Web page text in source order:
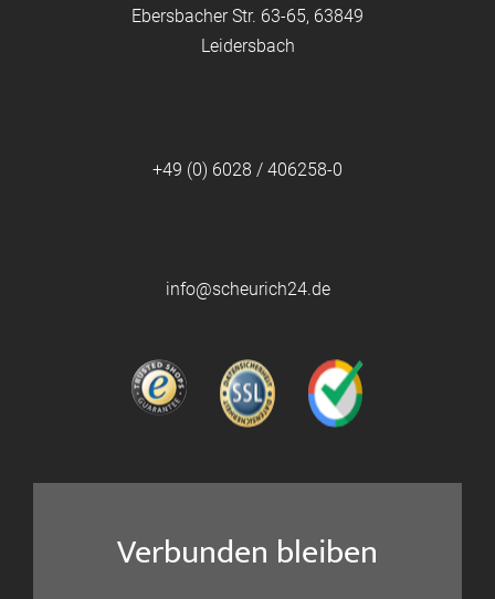
Ebersbacher Str. 63-65, 63849
Leidersbach
+49 (0) 6028 / 406258-0
info@scheurich24.de
Verbunden bleiben